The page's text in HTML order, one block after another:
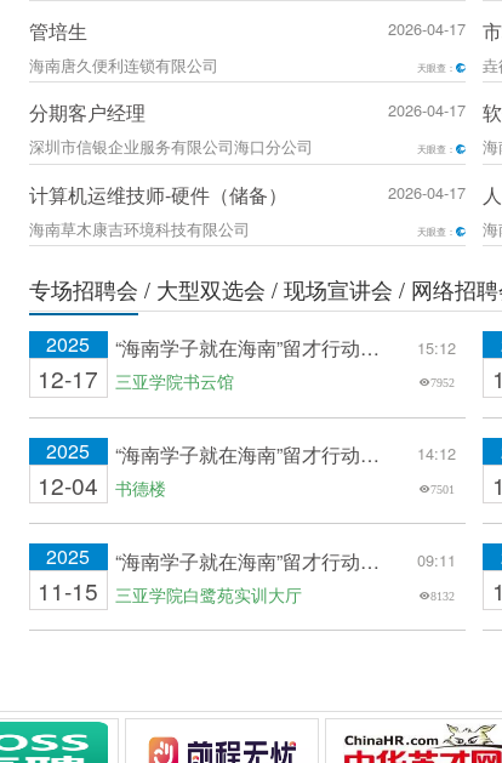
管培生
2026-04-17
海南唐久便利连锁有限公司
天眼查：
分期客户经理
2026-04-17
深圳市信银企业服务有限公司海口分公司
天眼查：
计算机运维技师-硬件（储备）
2026-04-17
海南草木康吉环境科技有限公司
天眼查：
专场招聘会 大型双选会 现场宣讲会 网络招
2025
12-17
“海南学子就在海南”留才行动三亚学院专场招聘会——三亚学院信息与智能工程学院
三亚学院书云馆
15:12
7952
2025
12-04
“海南学子就在海南”留才行动三亚学院专场招聘会（艺术暨国际设计学院）
书德楼
14:12
7501
2025
11-15
“海南学子就在海南”留才行动三亚学院专场招聘会—三亚学院旅游与酒店管理学院专场招聘会
三亚学院白鹭苑实训大厅
09:11
8132